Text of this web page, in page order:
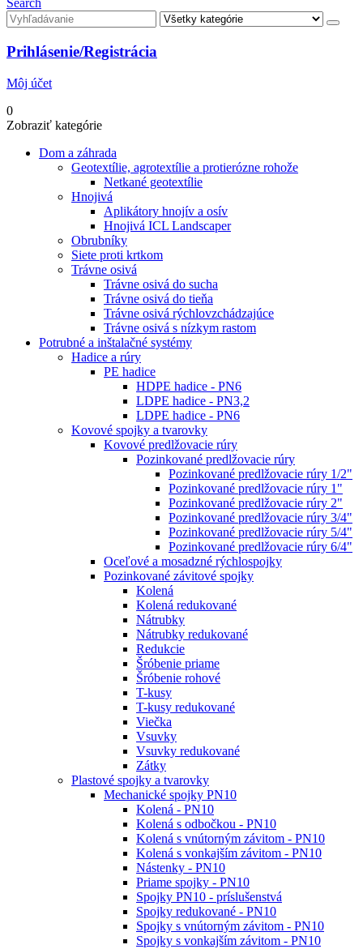
Search
Prihlásenie/Registrácia
Môj účet
0
Zobraziť kategórie
Dom a záhrada
Geotextílie, agrotextílie a protierózne rohože
Netkané geotextílie
Hnojivá
Aplikátory hnojív a osív
Hnojivá ICL Landscaper
Obrubníky
Siete proti krtkom
Trávne osivá
Trávne osivá do sucha
Trávne osivá do tieňa
Trávne osivá rýchlovzchádzajúce
Trávne osivá s nízkym rastom
Potrubné a inštalačné systémy
Hadice a rúry
PE hadice
HDPE hadice - PN6
LDPE hadice - PN3,2
LDPE hadice - PN6
Kovové spojky a tvarovky
Kovové predlžovacie rúry
Pozinkované predlžovacie rúry
Pozinkované predlžovacie rúry 1/2"
Pozinkované predlžovacie rúry 1"
Pozinkované predlžovacie rúry 2"
Pozinkované predlžovacie rúry 3/4"
Pozinkované predlžovacie rúry 5/4"
Pozinkované predlžovacie rúry 6/4"
Oceľové a mosadzné rýchlospojky
Pozinkované závitové spojky
Kolená
Kolená redukované
Nátrubky
Nátrubky redukované
Redukcie
Šróbenie priame
Šróbenie rohové
T-kusy
T-kusy redukované
Viečka
Vsuvky
Vsuvky redukované
Zátky
Plastové spojky a tvarovky
Mechanické spojky PN10
Kolená - PN10
Kolená s odbočkou - PN10
Kolená s vnútorným závitom - PN10
Kolená s vonkajším závitom - PN10
Nástenky - PN10
Priame spojky - PN10
Spojky PN10 - príslušenstvá
Spojky redukované - PN10
Spojky s vnútorným závitom - PN10
Spojky s vonkajším závitom - PN10